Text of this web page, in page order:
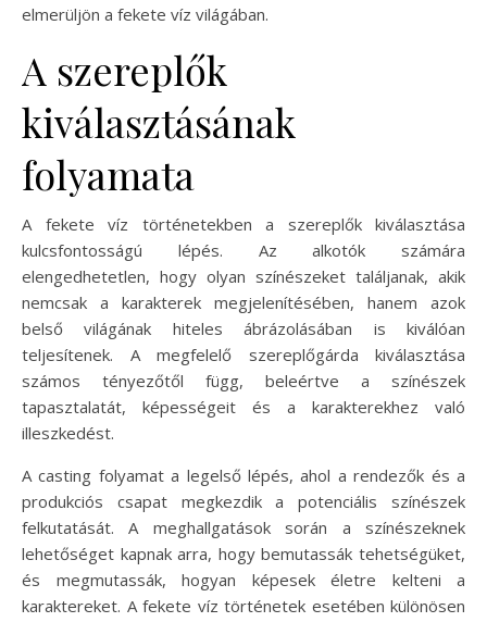
elmerüljön a fekete víz világában.
A szereplők
kiválasztásának
folyamata
A fekete víz történetekben a szereplők kiválasztása
kulcsfontosságú lépés. Az alkotók számára
elengedhetetlen, hogy olyan színészeket találjanak, akik
nemcsak a karakterek megjelenítésében, hanem azok
belső világának hiteles ábrázolásában is kiválóan
teljesítenek. A megfelelő szereplőgárda kiválasztása
számos tényezőtől függ, beleértve a színészek
tapasztalatát, képességeit és a karakterekhez való
illeszkedést.
A casting folyamat a legelső lépés, ahol a rendezők és a
produkciós csapat megkezdik a potenciális színészek
felkutatását. A meghallgatások során a színészeknek
lehetőséget kapnak arra, hogy bemutassák tehetségüket,
és megmutassák, hogyan képesek életre kelteni a
karaktereket. A fekete víz történetek esetében különösen